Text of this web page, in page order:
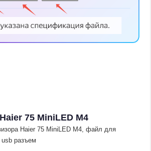
75 MiniLED M4
Haier 75 MiniLED M4, файл для
usb разъем